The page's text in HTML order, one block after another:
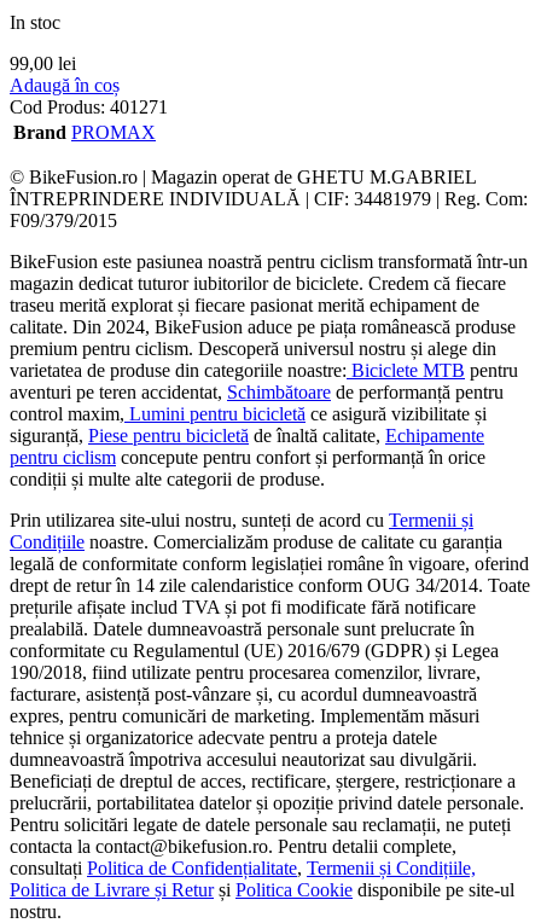
In stoc
99,00 lei
Adaugă în coș
Cod Produs: 401271
Brand PROMAX
© BikeFusion.ro | Magazin operat de GHETU M.GABRIEL
ÎNTREPRINDERE INDIVIDUALĂ | CIF: 34481979 | Reg. Com:
F09/379/2015
BikeFusion este pasiunea noastră pentru ciclism transformată într-un
magazin dedicat tuturor iubitorilor de biciclete. Credem că fiecare
traseu merită explorat și fiecare pasionat merită echipament de
calitate. Din 2024, BikeFusion aduce pe piața românească produse
premium pentru ciclism. Descoperă universul nostru și alege din
varietatea de produse din categoriile noastre: Biciclete MTB pentru
aventuri pe teren accidentat, Schimbătoare de performanță pentru
control maxim, Lumini pentru bicicletă ce asigură vizibilitate și
siguranță, Piese pentru bicicletă de înaltă calitate, Echipamente
pentru ciclism concepute pentru confort și performanță în orice
condiții și multe alte categorii de produse.
Prin utilizarea site-ului nostru, sunteți de acord cu Termenii și
Condițiile noastre. Comercializăm produse de calitate cu garanția
legală de conformitate conform legislației române în vigoare, oferind
drept de retur în 14 zile calendaristice conform OUG 34/2014. Toate
prețurile afișate includ TVA și pot fi modificate fără notificare
prealabilă. Datele dumneavoastră personale sunt prelucrate în
conformitate cu Regulamentul (UE) 2016/679 (GDPR) și Legea
190/2018, fiind utilizate pentru procesarea comenzilor, livrare,
facturare, asistență post-vânzare și, cu acordul dumneavoastră
expres, pentru comunicări de marketing. Implementăm măsuri
tehnice și organizatorice adecvate pentru a proteja datele
dumneavoastră împotriva accesului neautorizat sau divulgării.
Beneficiați de dreptul de acces, rectificare, ștergere, restricționare a
prelucrării, portabilitatea datelor și opoziție privind datele personale.
Pentru solicitări legate de datele personale sau reclamații, ne puteți
contacta la contact@bikefusion.ro. Pentru detalii complete,
consultați Politica de Confidențialitate, Termenii și Condițiile,
Politica de Livrare și Returși Politica Cookie disponibile pe site-ul
nostru.